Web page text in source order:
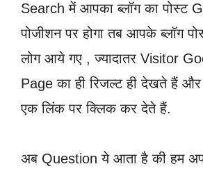
Search में आपका ब्लॉग का पोस्ट
पोजीशन पर होगा तब आपके ब्लॉग
लोग आये गए , ज्यादातर Visitor
Page का ही रिजल्ट ही देखते हैं
एक लिंक पर क्लिक कर देते हैं.
अब Question ये आता है की हम